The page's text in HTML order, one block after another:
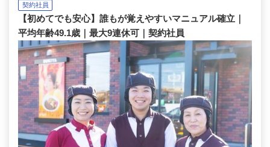
契約社員
【初めてでも安心】誰もが覚えやすいマニュアル確立｜
平均年齢49.1歳｜最大9連休可｜契約社員